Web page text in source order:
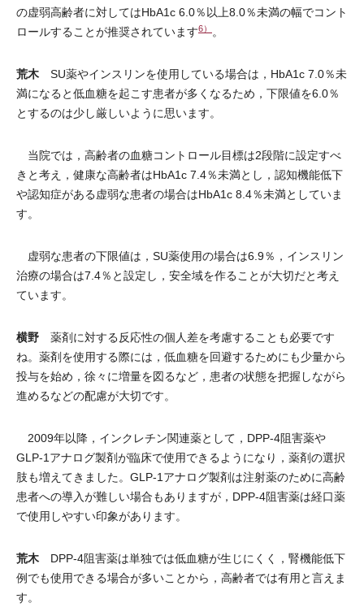
の虚弱高齢者に対してはHbA1c 6.0％以上8.0％未満の幅でコント
ロールすることが推奨されています6） 。
荒木 SU薬やインスリンを使用している場合は，HbA1c 7.0％未
満になると低血糖を起こす患者が多くなるため，下限値を6.0％
とするのは少し厳しいように思います。
当院では，高齢者の血糖コントロール目標は2段階に設定すべ
きと考え，健康な高齢者はHbA1c 7.4％未満とし，認知機能低下
や認知症がある虚弱な患者の場合はHbA1c 8.4％未満としていま
す。
虚弱な患者の下限値は，SU薬使用の場合は6.9％，インスリン
治療の場合は7.4％と設定し，安全域を作ることが大切だと考え
ています。
横野 薬剤に対する反応性の個人差を考慮することも必要です
ね。薬剤を使用する際には，低血糖を回避するためにも少量から
投与を始め，徐々に増量を図るなど，患者の状態を把握しながら
進めるなどの配慮が大切です。
2009年以降，インクレチン関連薬として，DPP-4阻害薬や
GLP-1アナログ製剤が臨床で使用できるようになり，薬剤の選択
肢も増えてきました。GLP-1アナログ製剤は注射薬のために高齢
患者への導入が難しい場合もありますが，DPP-4阻害薬は経口薬
で使用しやすい印象があります。
荒木 DPP-4阻害薬は単独では低血糖が生じにくく，腎機能低下
例でも使用できる場合が多いことから，高齢者では有用と言えま
す。